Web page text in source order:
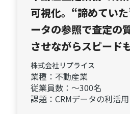
可視化。“諦めてい
ータの参照で査定の
させながらスピード
株式会社リプライス
業種： 不動産業
従業員数： 〜300名
課題：CRMデータの利活用